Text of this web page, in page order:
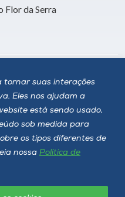
tornar suas interações
Eles nos ajudam a
está sendo usado,
sob medida para
os tipos diferentes de
nossa Política de
Flor da Serra